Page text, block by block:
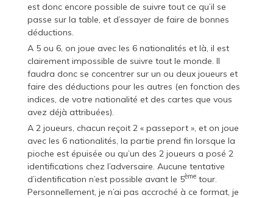
est donc encore possible de suivre tout ce qu’il se
passe sur la table, et d’essayer de faire de bonnes
déductions.
A 5 ou 6, on joue avec les 6 nationalités et là, il est
clairement impossible de suivre tout le monde. Il
faudra donc se concentrer sur un ou deux joueurs et
faire des déductions pour les autres (en fonction des
indices, de votre nationalité et des cartes que vous
avez déjà attribuées).
A 2 joueurs, chacun reçoit 2 « passeport », et on joue
avec les 6 nationalités, la partie prend fin lorsque la
pioche est épuisée ou qu’un des 2 joueurs a posé 2
identifications chez l’adversaire. Aucune tentative
d’identification n’est possible avant le 5èmetour.
Personnellement, je n’ai pas accroché à ce format, je